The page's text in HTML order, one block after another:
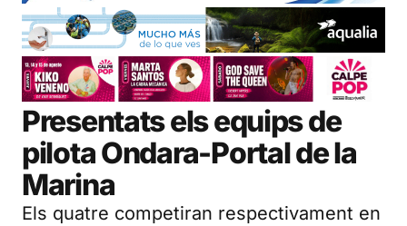
Presentats els equips de
pilota Ondara-Portal de la
Marina
Els quatre competiran respectivament en